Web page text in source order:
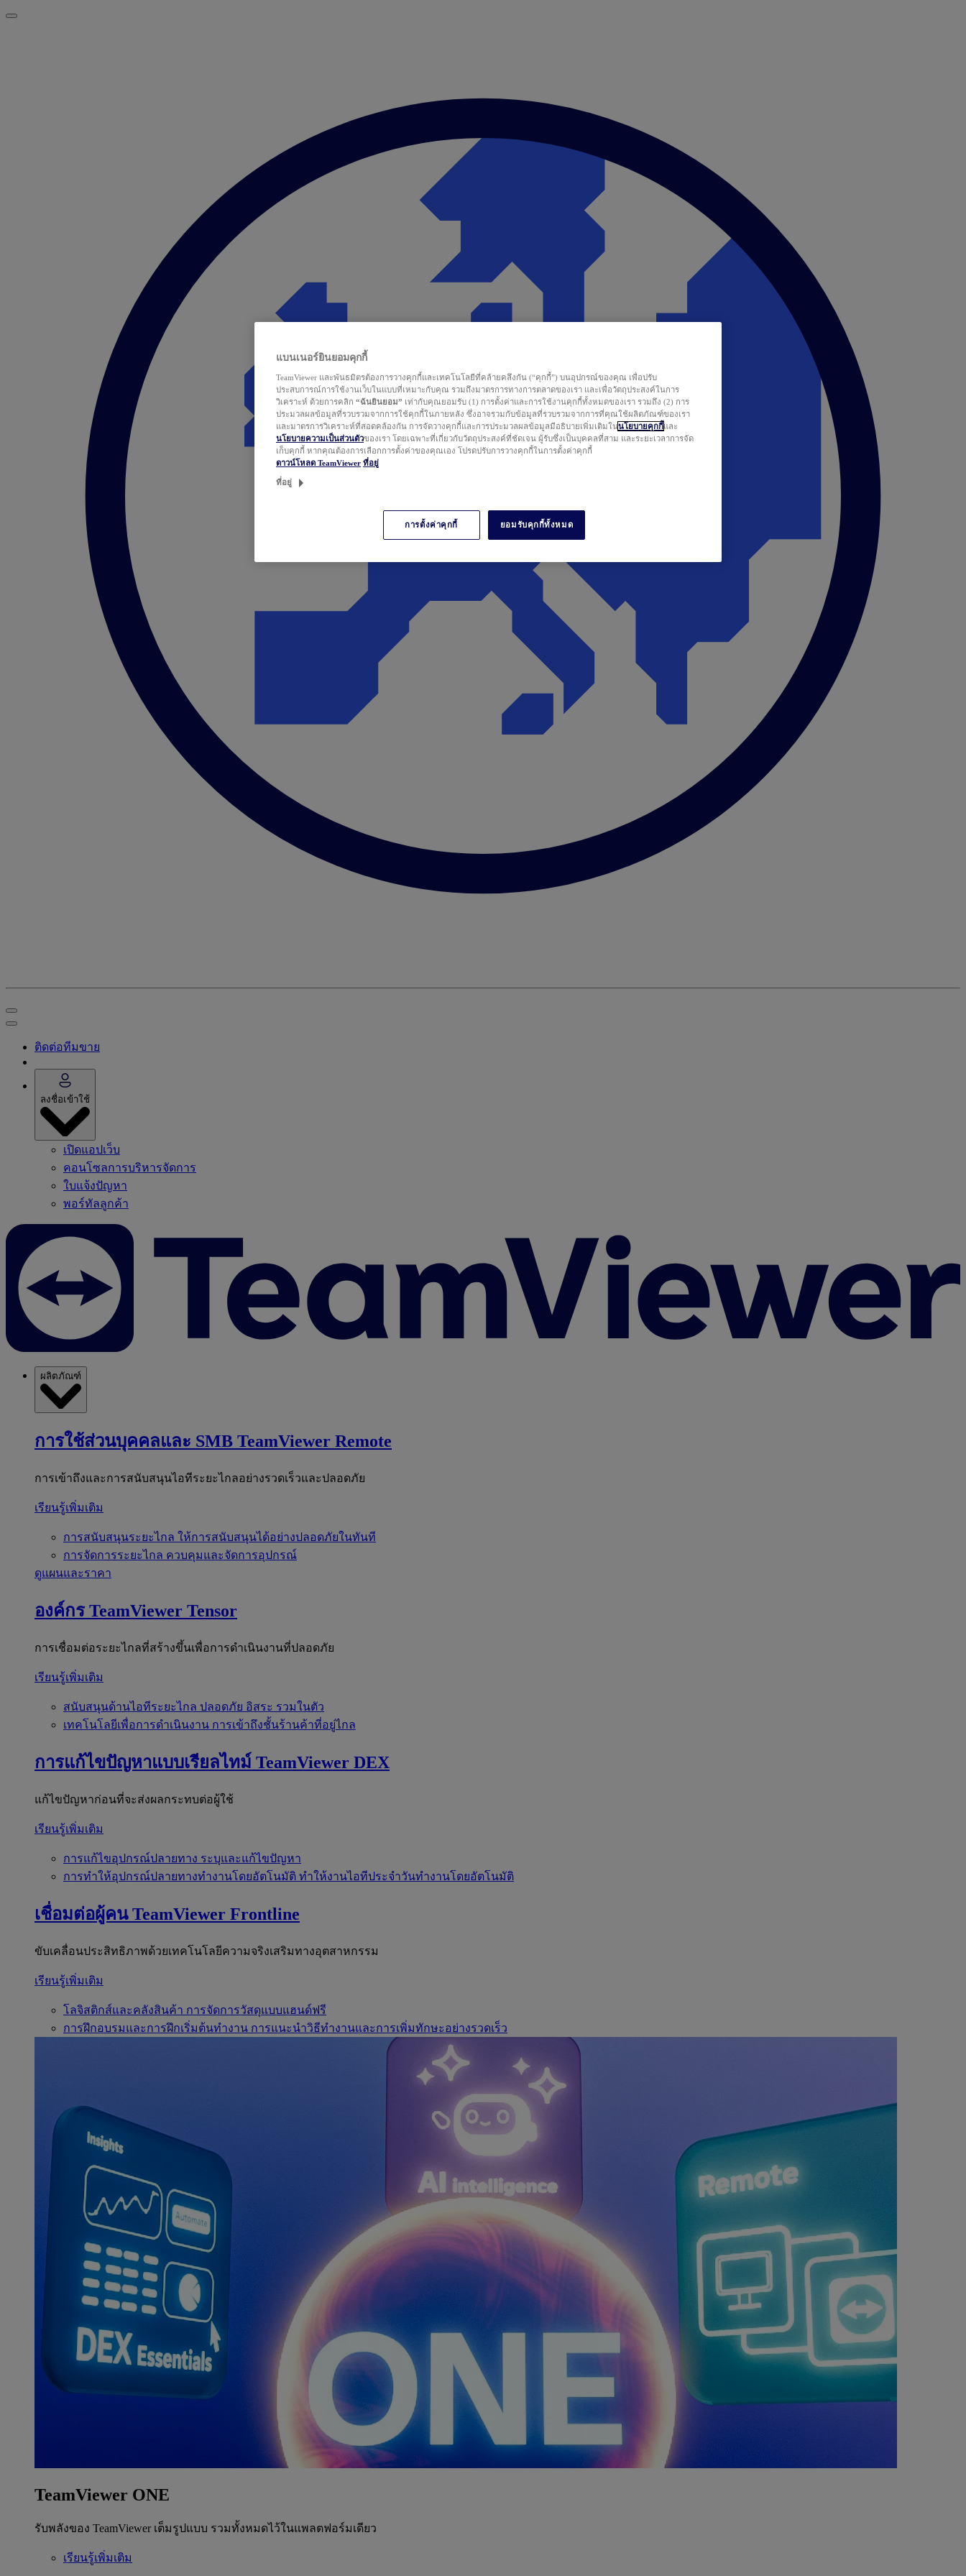
ติดต่อทีมขาย
ลงชื่อเข้าใช้
เปิดแอปเว็บ
คอนโซลการบริหารจัดการ
ใบแจ้งปัญหา
พอร์ทัลลูกค้า
ผลิตภัณฑ์
การใช้ส่วนบุคคลและ SMB TeamViewer Remote
การเข้าถึงและการสนับสนุนไอทีระยะไกลอย่างรวดเร็วและปลอดภัย
เรียนรู้เพิ่มเติม
การสนับสนุนระยะไกล ให้การสนับสนุนได้อย่างปลอดภัยในทันที
การจัดการระยะไกล ควบคุมและจัดการอุปกรณ์
ดูแผนและราคา
องค์กร TeamViewer Tensor
การเชื่อมต่อระยะไกลที่สร้างขึ้นเพื่อการดำเนินงานที่ปลอดภัย
เรียนรู้เพิ่มเติม
สนับสนุนด้านไอทีระยะไกล ปลอดภัย อิสระ รวมในตัว
เทคโนโลยีเพื่อการดำเนินงาน การเข้าถึงชั้นร้านค้าที่อยู่ไกล
การแก้ไขปัญหาแบบเรียลไทม์ TeamViewer DEX
แก้ไขปัญหาก่อนที่จะส่งผลกระทบต่อผู้ใช้
เรียนรู้เพิ่มเติม
การแก้ไขอุปกรณ์ปลายทาง ระบุและแก้ไขปัญหา
การทำให้อุปกรณ์ปลายทางทำงานโดยอัตโนมัติ ทำให้งานไอทีประจำวันทำงานโดยอัตโนมัติ
เชื่อมต่อผู้คน TeamViewer Frontline
ขับเคลื่อนประสิทธิภาพด้วยเทคโนโลยีความจริงเสริมทางอุตสาหกรรม
เรียนรู้เพิ่มเติม
โลจิสติกส์และคลังสินค้า การจัดการวัสดุแบบแฮนด์ฟรี
การฝึกอบรมและการฝึกเริ่มต้นทำงาน การแนะนำวิธีทำงานและการเพิ่มทักษะอย่างรวดเร็ว
TeamViewer ONE
รับพลังของ TeamViewer เต็มรูปแบบ รวมทั้งหมดไว้ในแพลตฟอร์มเดียว
เรียนรู้เพิ่มเติม
แบนเนอร์ยินยอมคุกกี้
TeamViewer และพันธมิตรต้องการวางคุกกี้และเทคโนโลยีที่คล้ายคลึงกัน (“คุกกี้”) บนอุปกรณ์ของคุณ เพื่อปรับ
ประสบการณ์การใช้งานเว็บในแบบที่เหมาะกับคุณ รวมถึงมาตรการทางการตลาดของเรา และเพื่อวัตถุประสงค์ในการ
วิเคราะห์ ด้วยการคลิก “ฉันยินยอม” เท่ากับคุณยอมรับ (1) การตั้งค่าและการใช้งานคุกกี้ทั้งหมดของเรา รวมถึง (2) การ
ประมวลผลข้อมูลที่รวบรวมจากการใช้คุกกี้ในภายหลัง ซึ่งอาจรวมกับข้อมูลที่รวบรวมจากการที่คุณใช้ผลิตภัณฑ์ของเรา
และมาตรการวิเคราะห์ที่สอดคล้องกัน การจัดวางคุกกี้และการประมวลผลข้อมูลมีอธิบายเพิ่มเติมในนโยบายคุกกี้และ
นโยบายความเป็นส่วนตัวของเรา โดยเฉพาะที่เกี่ยวกับวัตถุประสงค์ที่ชัดเจน ผู้รับซึ่งเป็นบุคคลที่สาม และระยะเวลาการจัด
เก็บคุกกี้ หากคุณต้องการเลือกการตั้งค่าของคุณเอง โปรดปรับการวางคุกกี้ในการตั้งค่าคุกกี้
ดาวน์โหลด TeamViewer ที่อยู่
ที่อยู่
การตั้งค่าคุกกี้ ยอมรับคุกกี้ทั้งหมด